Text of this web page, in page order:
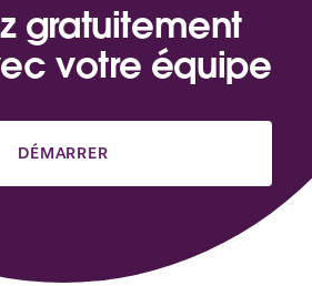
gratuitement
votre équipe
DÉMARRER